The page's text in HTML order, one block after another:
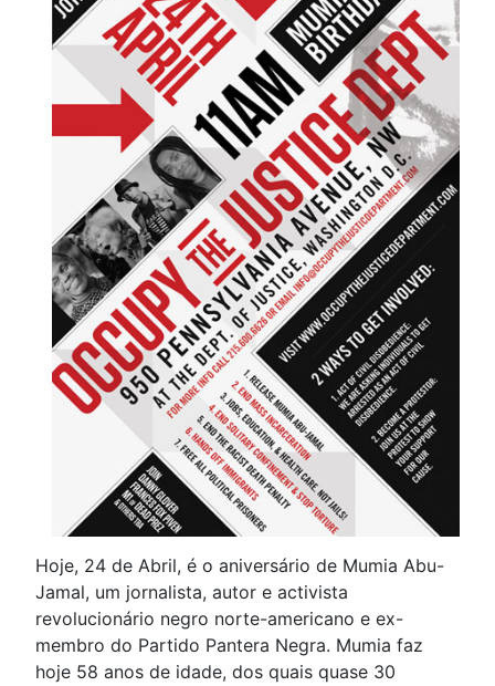
Hoje, 24 de Abril, é o aniversário de Mumia Abu-
Jamal, um jornalista, autor e activista
revolucionário negro norte-americano e ex-
membro do Partido Pantera Negra. Mumia faz
hoje 58 anos de idade, dos quais quase 30